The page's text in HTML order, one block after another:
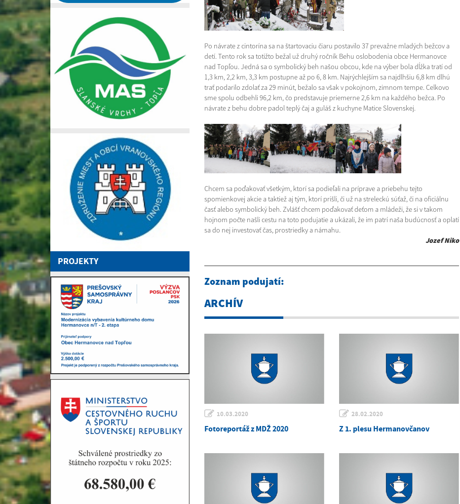
PROJEKTY
Po návrate z cintorína sa na štartovaciu čiaru postavilo 37 prevažne mladých bežcov a
detí. Tento rok sa totižto bežal už druhý ročník Behu oslobodenia obce Hermanovce
nad Topľou. Jedná sa o symbolický beh našou obcou, kde na výber bola dĺžka tratí od
1,3 km, 2,2 km, 3,3 km postupne až po 6, 8 km. Najrýchlejším sa najdlhšiu 6,8 km dlhú
trať podarilo zdolať za 29 minút, bežalo sa však v pokojnom, zimnom tempe. Celkovo
sme spolu odbehli 96,2 km, čo predstavuje priemerne 2,6 km na každého bežca. Po
návrate z behu dobre padol teplý čaj a guláš z kuchyne Matice Slovenskej.
Chcem sa poďakovať všetkým, ktorí sa podieľali na príprave a priebehu tejto
spomienkovej akcie a taktiež aj tým, ktorí prišli, či už na streleckú súťaž, či na oficiálnu
časť alebo symbolický beh. Zvlášť chcem poďakovať deťom a mládeži, že si v takom
hojnom počte našli cestu na toto podujatie a ukázali, že im patrí naša budúcnosť a oplatí
sa do nej investovať čas, prostriedky a námahu.
Jozef Niko
Zoznam podujatí:
ARCHÍV
10.03.2020
Fotoreportáž z MDŽ 2020
28.02.2020
Z 1. plesu Hermanovčanov